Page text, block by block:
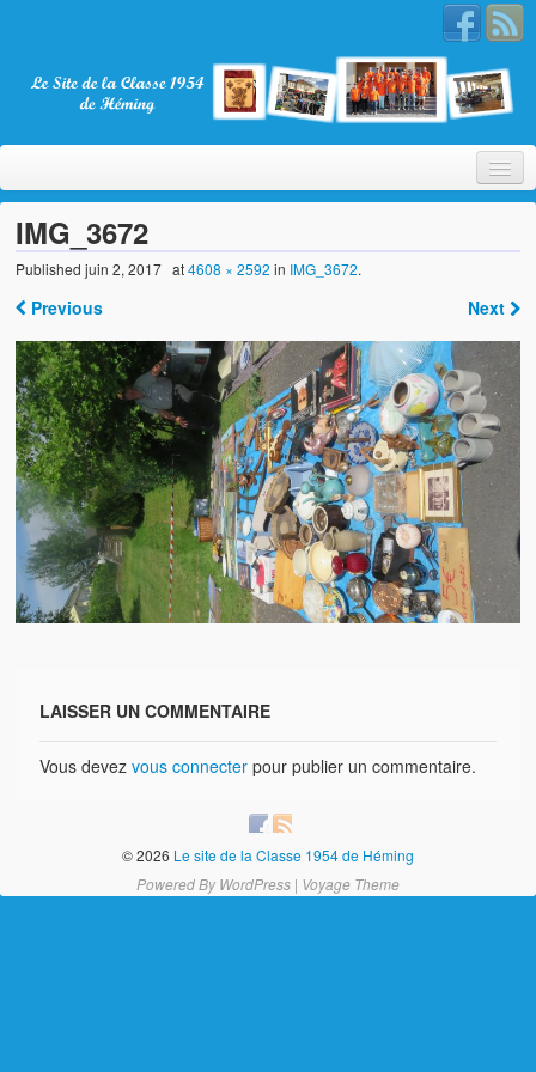
Bienvenue
La Classe 1954
Présentation
Les membres
Nos partenaires
Brocante
Salon multi-collections
Où se trouve Héming ?
IMG_3672
Publishedjuin 2, 2017 at4608 × 2592 in IMG_3672.
Previous Next
LAISSER UN COMMENTAIRE
Vous devezvous connecter pour publier un commentaire.
© 2026 Le site de la Classe 1954 de Héming
Powered By WordPress| Voyage Theme